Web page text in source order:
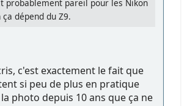
probablement pareil pour les Nikon
ça dépend du Z9.
c'est exactement le fait que
si peu de plus en pratique
photo depuis 10 ans que ça ne